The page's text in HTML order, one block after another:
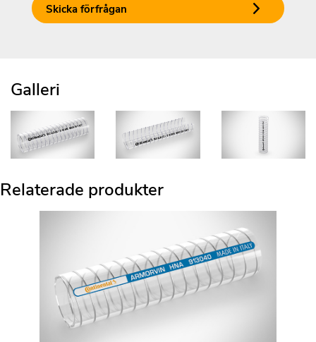
Skicka förfrågan
Galleri
Relaterade produkter